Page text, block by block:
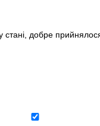
стані, добре